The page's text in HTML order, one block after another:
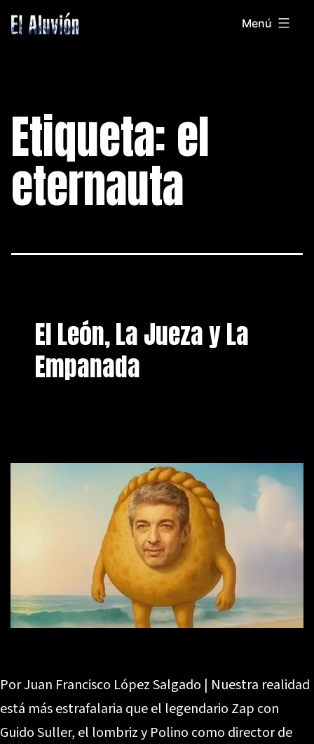
Saltar
El
Menú
Etiqueta:el
eternauta
El León, La Jueza y La
Empanada
Por Juan Francisco López Salgado | Nuestra realidad
está más estrafalaria que el legendario Zap con
Guido Suller, el lombriz y Polino como director de